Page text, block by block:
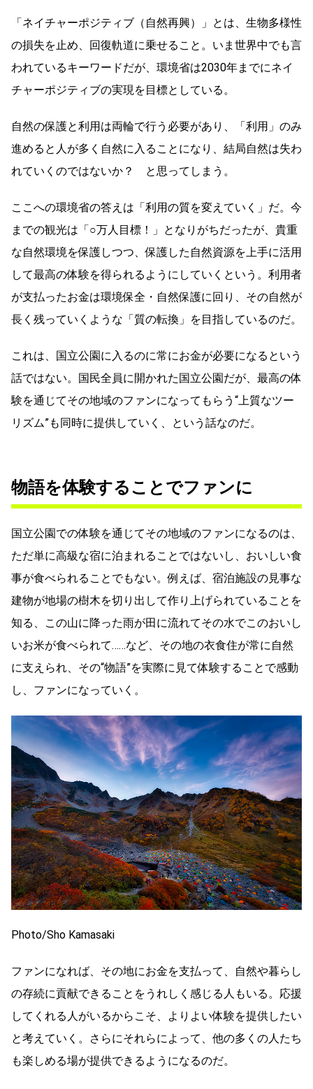
「ネイチャーポジティブ（自然再興）」とは、生物多様性
の損失を止め、回復軌道に乗せること。いま世界中でも言
われているキーワードだが、環境省は2030年までにネイ
チャーポジティブの実現を目標としている。
自然の保護と利用は両輪で行う必要があり、「利用」のみ
進めると人が多く自然に入ることになり、結局自然は失わ
れていくのではないか？ と思ってしまう。
ここへの環境省の答えは「利用の質を変えていく」だ。今
までの観光は「○万人目標！」となりがちだったが、貴重
な自然環境を保護しつつ、保護した自然資源を上手に活用
して最高の体験を得られるようにしていくという。利用者
が支払ったお金は環境保全・自然保護に回り、その自然が
長く残っていくような「質の転換」を目指しているのだ。
これは、国立公園に入るのに常にお金が必要になるという
話ではない。国民全員に開かれた国立公園だが、最高の体
験を通じてその地域のファンになってもらう“上質なツー
リズム”も同時に提供していく、という話なのだ。
物語を体験することでファンに
国立公園での体験を通じてその地域のファンになるのは、
ただ単に高級な宿に泊まれることではないし、おいしい食
事が食べられることでもない。例えば、宿泊施設の見事な
建物が地場の樹木を切り出して作り上げられていることを
知る、この山に降った雨が田に流れてその水でこのおいし
いお米が食べられて……など、その地の衣食住が常に自然
に支えられ、その“物語”を実際に見て体験することで感動
し、ファンになっていく。
Photo/Sho Kamasaki
ファンになれば、その地にお金を支払って、自然や暮らし
の存続に貢献できることをうれしく感じる人もいる。応援
してくれる人がいるからこそ、よりよい体験を提供したい
と考えていく。さらにそれらによって、他の多くの人たち
も楽しめる場が提供できるようになるのだ。